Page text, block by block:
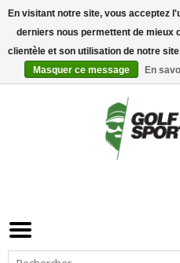
En visitant notre site, vous acceptez
derniers nous permettent de mieux
clientèle et son utilisation de notre
Masquer ce message
En